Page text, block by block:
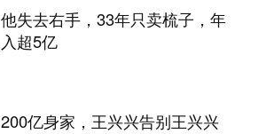
他失去右手，33年只卖梳子，年
入超5亿
200亿身家，王兴兴告别王兴兴